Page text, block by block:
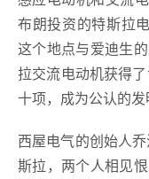
布朗投资的特斯拉
这个地点与爱迪生
拉交流电动机获得
十项，成为公认的发
西屋电气的创始人
斯拉，两个人相见